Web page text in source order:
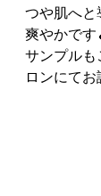
つや肌へと
爽やかです
サンプルも
ロンにて